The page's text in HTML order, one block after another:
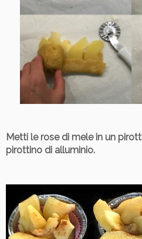
Metti le rose di mele in un
pirottino di alluminio.